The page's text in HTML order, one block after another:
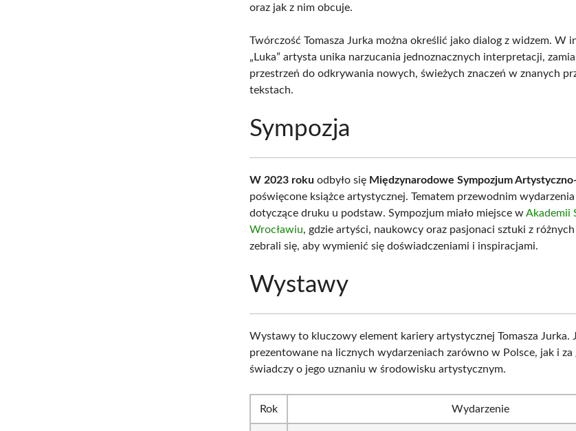
oraz jak z nim obcuje.
Twórczość Tomasza Jurka można określić jako dialog z widzem. W
„Luka” artysta unika narzucania jednoznacznych interpretacji,
przestrzeń do odkrywania nowych, świeżych znaczeń w znanych
tekstach.
Sympozja
W 2023 roku odbyło się Międzynarodowe Sympozjum
poświęcone książce artystycznej. Tematem przewodnim wydarzenia
dotyczące druku u podstaw. Sympozjum miało miejsce wAkademii
Wrocławiu, gdzie artyści, naukowcy oraz pasjonaci sztuki z
zebrali się, aby wymienić się doświadczeniami i inspiracjami.
Wystawy
Wystawy to kluczowy element kariery artystycznej Tomasza Jurka.
prezentowane na licznych wydarzeniach zarówno w Polsce, jak i za
świadczy o jego uznaniu w środowisku artystycznym.
Rok Wydarzenie